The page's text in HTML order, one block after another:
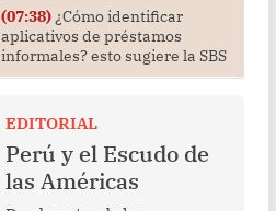
(07:38)¿Cómo identificar
aplicativos de préstamos
informales? esto sugiere la SBS
EDITORIAL
Perú y el Escudo de
las Américas